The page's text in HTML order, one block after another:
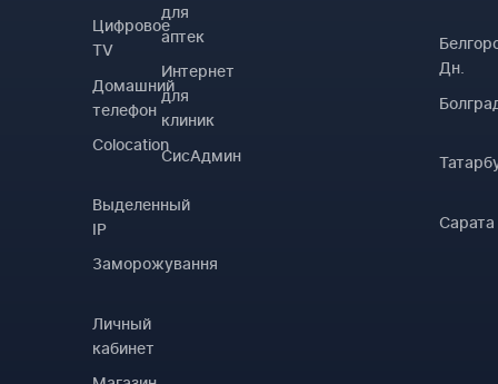
Цифровое
TV
Домашний
телефон
Colocation
Выделенный
IP
Заморожування
Личный
кабинет
для
аптек
Интернет
для
клиник
СисАдмин
Дн.
Сарата